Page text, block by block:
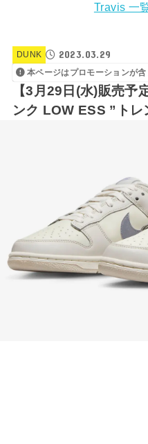
Travis 一
DUNK 2023.03.29
本ページはプロモーションが
【3月29日(水)販売予
ンク LOW ESS ”トレ